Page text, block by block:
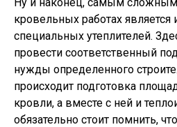
кровельных работах является
специальных утеплителей.
провести соответственный
нужды определенного
происходит подготовка
кровли, а вместе с ней и
обязательно стоит помнить,